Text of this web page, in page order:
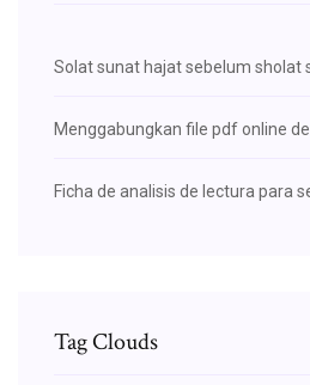
Solat sunat hajat sebelum sholat
Menggabungkan file pdf online
Ficha de analisis de lectura para
Tag Clouds